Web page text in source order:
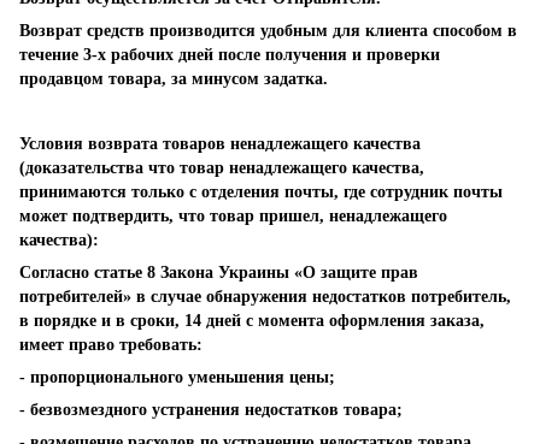
Возврат средств производится удобным для клиента способом в
течение 3-х рабочих дней после получения и проверки
продавцом товара, за минусом задатка.
Условия возврата товаров ненадлежащего качества
(доказательства что товар ненадлежащего качества,
принимаются только с отделения почты, где сотрудник почты
может подтвердить, что товар пришел, ненадлежащего
качества):
Согласно статье 8 Закона Украины «О защите прав
потребителей» в случае обнаружения недостатков потребитель,
в порядке и в сроки, 14 дней с момента оформления заказа,
имеет право требовать:
- пропорционального уменьшения цены;
- безвозмездного устранения недостатков товара;